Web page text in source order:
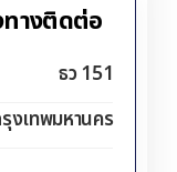
างติดต่อ
ธว 151
งเทพมหานคร